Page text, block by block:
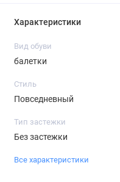
Характеристики
Вид обуви
балетки
Стиль
Повседневный
Тип застежки
Без застежки
Все характеристики